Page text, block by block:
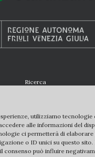
utilizziamo tecnologie
alle informazioni del
ci permetterà di
o ID unici su questo sito.
consenso può influire
Ricerca